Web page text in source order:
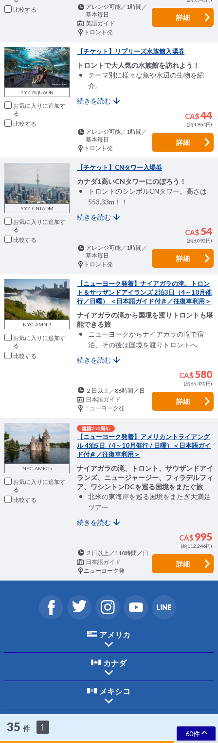
比較
アレンジ可能／1時間／
基本毎日
英語ガイド
トロント発
詳細
YYZ-AQUAON
お気に入りに追加
比較
【チケット】リプリーズ水族館入場券
トロントで大人気の水族館を訪れよう！
テーマ別に様々な魚や水辺の生物を紹
介。
続きを読む
CA$44
(約4,964円)
アレンジ可能／1時間／
基本毎日
トロント発
詳細
YYZ-CNTADM
お気に入りに追加
比較
【チケット】CNタワー入場券
カナダ1高いCNタワーにのぼろう！
トロントのシンボルCNタワー。高さは
553.33m！！
続きを読む
CA$ 54
(約6,092円)
アレンジ可能／1時間／
基本毎日
トロント発
詳細
NYC-AMNI3
お気に入りに追加
比較
【ニューヨーク発着】ナイアガラの滝、トロン
ト＆サウザンドアイランズ 2泊3日（4～10月催
行／日曜） ＜日本語ガイド付き／往復車利用＞
ナイアガラの滝から国境を渡りトロントも堪
能できる旅
ニューヨークからナイアガラの滝で宿
泊、その後は国境を渡りトロントへ
続きを読む
CA$ 580
(約65,430円)
２日以上／86時間／日
日本語ガイド
ニューヨーク発
詳細
NYC-AMEC5
お気に入りに追加
比較
建国250周年
【ニューヨーク発着】アメリカントライアング
ル 4泊5日（4～10月催行 / 日曜）＜日本語ガイ
ド付き／往復車利用＞
ナイアガラの滝、トロント、サウザンドアイ
ランズ、ニュージャージー、フィラデルフィ
ア、ワシントンDCを巡る国境をまたぐ旅
北米の東海岸を巡る国境をまたぎ大満足
ツアー
続きを読む
CA$ 995
(約112,246円)
２日以上／110時間／日
日本語ガイド
ニューヨーク発
詳細
35 件 1
60件
アメリカ
カナダ
メキシコ
ホーム ご利用規約